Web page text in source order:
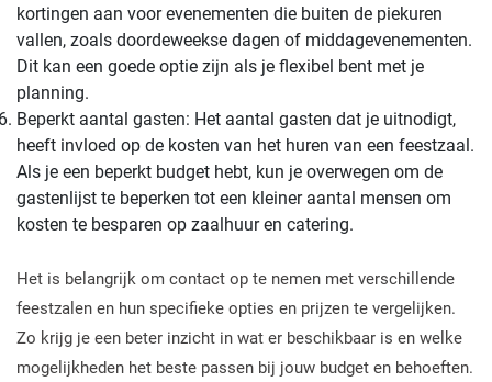
kortingen aan voor evenementen die buiten de piekuren
vallen, zoals doordeweekse dagen of middagevenementen.
Dit kan een goede optie zijn als je flexibel bent met je
planning.
Beperkt aantal gasten: Het aantal gasten dat je uitnodigt,
heeft invloed op de kosten van het huren van een feestzaal.
Als je een beperkt budget hebt, kun je overwegen om de
gastenlijst te beperken tot een kleiner aantal mensen om
kosten te besparen op zaalhuur en catering.
Het is belangrijk om contact op te nemen met verschillende
feestzalen en hun specifieke opties en prijzen te vergelijken.
Zo krijg je een beter inzicht in wat er beschikbaar is en welke
mogelijkheden het beste passen bij jouw budget en behoeften.